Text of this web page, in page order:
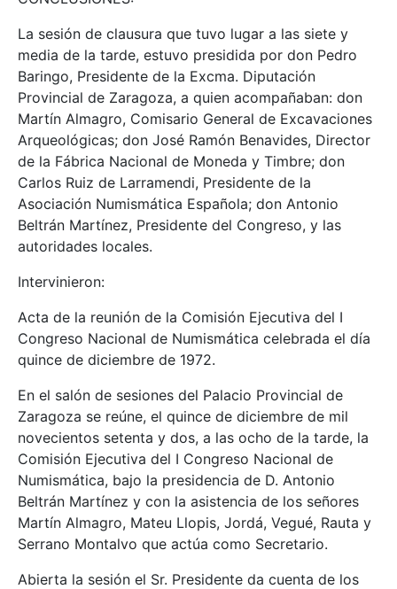
La sesión de clausura que tuvo lugar a las siete y
media de la tarde, estuvo presidida por don Pedro
Baringo, Presidente de la Excma. Diputación
Provincial de Zaragoza, a quien acompañaban: don
Martín Almagro, Comisario General de Excavaciones
Arqueológicas; don José Ramón Benavides, Director
de la Fábrica Nacional de Moneda y Timbre; don
Carlos Ruiz de Larramendi, Presidente de la
Asociación Numismática Española; don Antonio
Beltrán Martínez, Presidente del Congreso, y las
autoridades locales.
Intervinieron:
Acta de la reunión de la Comisión Ejecutiva del I
Congreso Nacional de Numismática celebrada el día
quince de diciembre de 1972.
En el salón de sesiones del Palacio Provincial de
Zaragoza se reúne, el quince de diciembre de mil
novecientos setenta y dos, a las ocho de la tarde, la
Comisión Ejecutiva del I Congreso Nacional de
Numismática, bajo la presidencia de D. Antonio
Beltrán Martínez y con la asistencia de los señores
Martín Almagro, Mateu Llopis, Jordá, Vegué, Rauta y
Serrano Montalvo que actúa como Secretario.
Abierta la sesión el Sr. Presidente da cuenta de los